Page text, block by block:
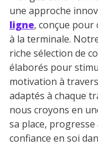
une approche
ligne, conçue pour
à la terminale.
riche sélection de
élaborés pour
motivation à
adaptés à chaque
nous croyons en
sa place,
confiance en soi
J’accepte
Votre adresse e-
vous envoyer
désinscrire à
désinscription
en savoir plus
personnelles et